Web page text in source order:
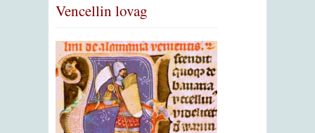
Vencellin lovag